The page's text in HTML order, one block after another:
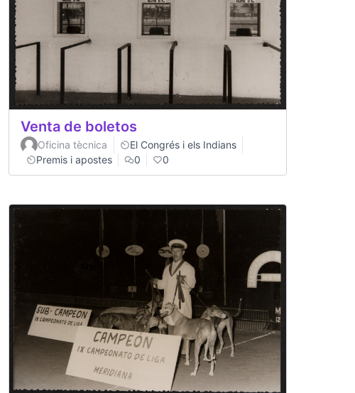
Venta de boletos
Oficina tècnica
El Congrés i els Indians
Premis i apostes
0 0